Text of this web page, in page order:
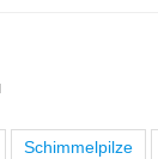
Schimmelpilze